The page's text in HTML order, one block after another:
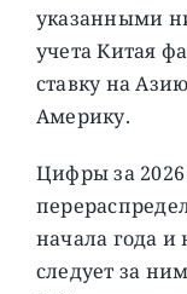
указанными
учета Китая
ставку на
Америку.
Цифры за 2026
начала года и
следует за